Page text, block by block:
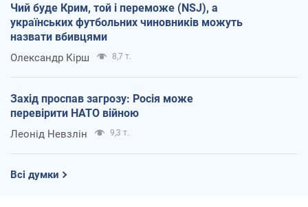
Чий буде Крим, той і переможе (NSJ), а
українських футбольних чиновників можуть
назвати вбивцями
Олександр Кірш 8,7 т.
Захід проспав загрозу: Росія може
перевірити НАТО війною
Леонід Невзлін 9,3 т.
Всі думки